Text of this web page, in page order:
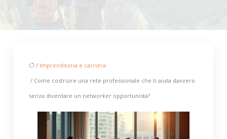
/ Imprenditoria e carriera
/ Come costruire una rete professionale che ti aiuta davvero
senza diventare un networker opportunista?